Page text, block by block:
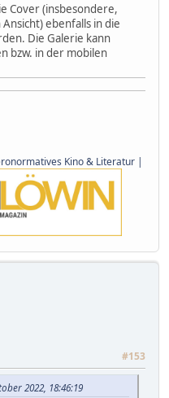
Cover (insbesondere,
ebenfalls in die
Die Galerie kann
bzw. in der mobilen
Kino & Literatur |
#153
2022, 18:46:19